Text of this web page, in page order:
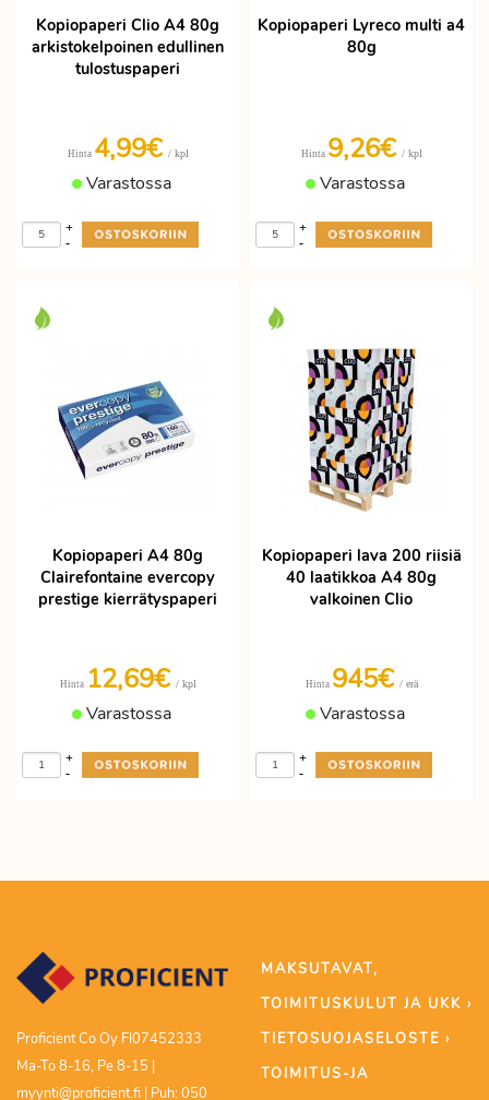
Kopiopaperi Clio A4 80g
arkistokelpoinen edullinen
tulostuspaperi
Hinta 4,99€ / kpl
Varastossa
-
+
Kopiopaperi Lyreco multi a4
80g
Hinta 9,26€ / kpl
Varastossa
-
+
Kopiopaperi A4 80g
Clairefontaine evercopy
prestige kierrätyspaperi
Hinta 12,69€ / kpl
Varastossa
-
+
Kopiopaperi lava 200 riisiä
40 laatikkoa A4 80g
valkoinen Clio
Hinta 945€ / erä
Varastossa
-
+
Proficient Co Oy FI07452333
Ma-To 8-16, Pe 8-15 |
myynti@proficient.fi | Puh: 050
MAKSUTAVAT,
TOIMITUSKULUT JA UKK ›
TIETOSUOJASELOSTE ›
TOIMITUS-JA